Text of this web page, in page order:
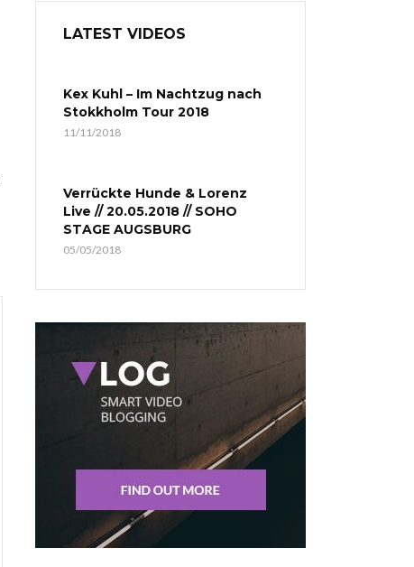
LATEST VIDEOS
Kex Kuhl – Im Nachtzug nach
Stokkholm Tour 2018
11/11/2018
Verrückte Hunde & Lorenz
Live // 20.05.2018 // SOHO
STAGE AUGSBURG
05/05/2018